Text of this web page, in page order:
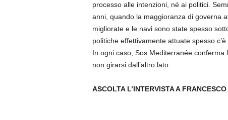
processo alle intenzioni, né ai politici.
anni, quando la maggioranza di governa
migliorate e le navi sono state spesso
politiche effettivamente attuate spesso
In ogni caso, Sos Mediterranée
non girarsi dall’altro lato.
ASCOLTA L’INTERVISTA A